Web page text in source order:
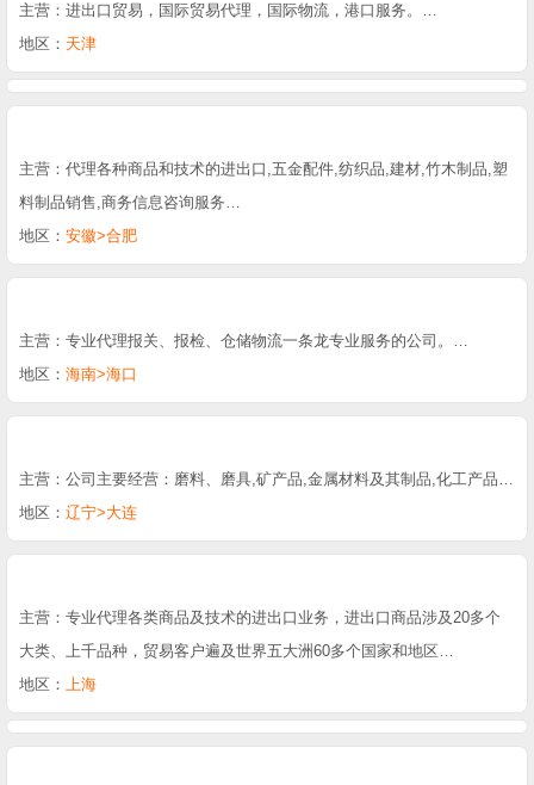
主营：进出口贸易，国际贸易代理，国际物流，港口服务。…
地区： 天津
主营：代理各种商品和技术的进出口,五金配件,纺织品,建材,竹木制品,塑
料制品销售,商务信息咨询服务…
地区： 安徽>合肥
主营：专业代理报关、报检、仓储物流一条龙专业服务的公司。…
地区： 海南>海口
主营：公司主要经营：磨料、磨具,矿产品,金属材料及其制品,化工产品…
地区： 辽宁>大连
主营：专业代理各类商品及技术的进出口业务，进出口商品涉及20多个
大类、上千品种，贸易客户遍及世界五大洲60多个国家和地区…
地区： 上海